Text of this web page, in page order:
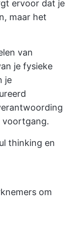
ervoor dat je
maar het
van
je fysieke
je
voortgang.
thinking en
om